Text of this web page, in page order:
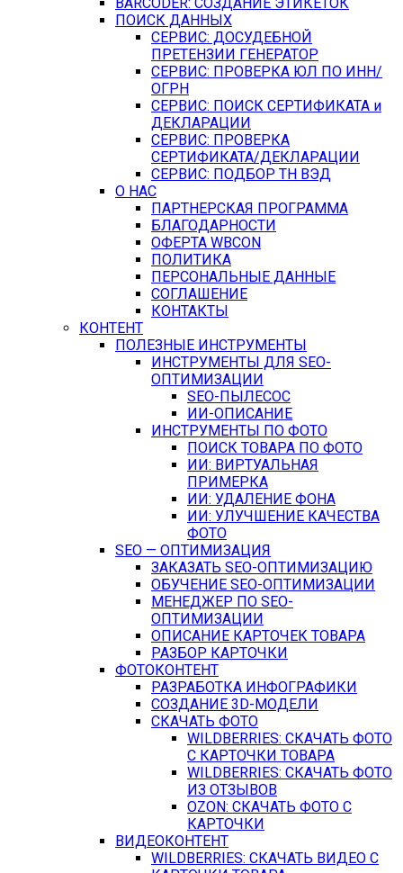
ПОИСК ДАННЫХ
СЕРВИС: ДОСУДЕБНОЙ
ПРЕТЕНЗИИ ГЕНЕРАТОР
СЕРВИС: ПРОВЕРКА ЮЛ ПО ИНН/
ОГРН
СЕРВИС: ПОИСК СЕРТИФИКАТА и
ДЕКЛАРАЦИИ
СЕРВИС: ПРОВЕРКА
СЕРТИФИКАТА/ДЕКЛАРАЦИИ
СЕРВИС: ПОДБОР ТН ВЭД
О НАС
ПАРТНЕРСКАЯ ПРОГРАММА
БЛАГОДАРНОСТИ
ОФЕРТА WBCON
ПОЛИТИКА
ПЕРСОНАЛЬНЫЕ ДАННЫЕ
СОГЛАШЕНИЕ
КОНТАКТЫ
КОНТЕНТ
ПОЛЕЗНЫЕ ИНСТРУМЕНТЫ
ИНСТРУМЕНТЫ ДЛЯ SEO-
ОПТИМИЗАЦИИ
SEO-ПЫЛЕСОС
ИИ-ОПИСАНИЕ
ИНСТРУМЕНТЫ ПО ФОТО
ПОИСК ТОВАРА ПО ФОТО
ИИ: ВИРТУАЛЬНАЯ
ПРИМЕРКА
ИИ: УДАЛЕНИЕ ФОНА
ИИ: УЛУЧШЕНИЕ КАЧЕСТВА
ФОТО
SEO — ОПТИМИЗАЦИЯ
ЗАКАЗАТЬ SEO-ОПТИМИЗАЦИЮ
ОБУЧЕНИЕ SEO-ОПТИМИЗАЦИИ
МЕНЕДЖЕР ПО SEO-
ОПТИМИЗАЦИИ
ОПИСАНИЕ КАРТОЧЕК ТОВАРА
РАЗБОР КАРТОЧКИ
ФОТОКОНТЕНТ
РАЗРАБОТКА ИНФОГРАФИКИ
СОЗДАНИЕ 3D-МОДЕЛИ
СКАЧАТЬ ФОТО
WILDBERRIES: СКАЧАТЬ ФОТО
С КАРТОЧКИ ТОВАРА
WILDBERRIES: СКАЧАТЬ ФОТО
ИЗ ОТЗЫВОВ
OZON: СКАЧАТЬ ФОТО С
КАРТОЧКИ
ВИДЕОКОНТЕНТ
WILDBERRIES: СКАЧАТЬ ВИДЕО С